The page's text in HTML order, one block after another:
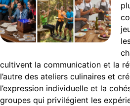
cultivent la communication et la
l’autre des ateliers culinaires et
l’expression individuelle et la
groupes qui privilégient les